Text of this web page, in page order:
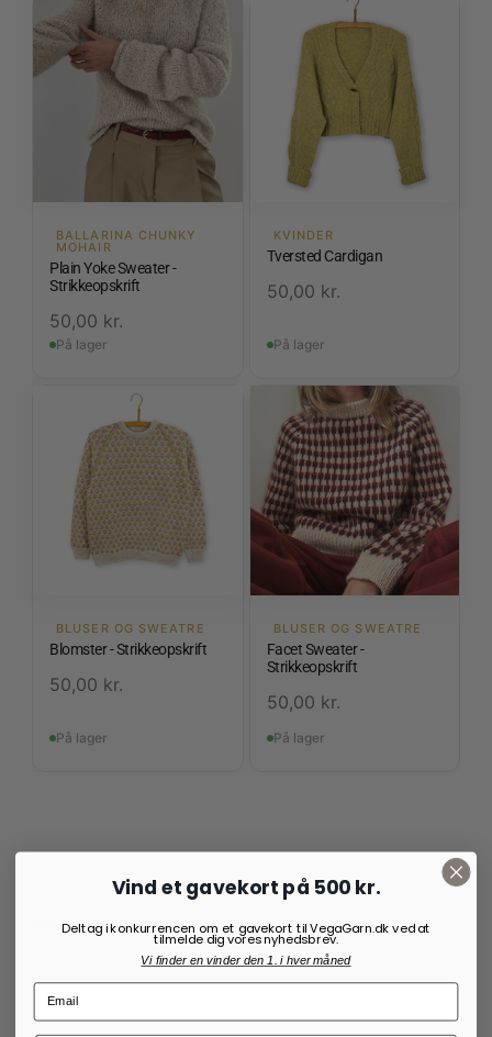
BALLARINA CHUNKY
MOHAIR
Plain Yoke Sweater -
Strikkeopskrift
50,00 kr.
På lager
KVINDER
Tversted Cardigan
50,00 kr.
På lager
BLUSER OG SWEATRE
Blomster - Strikkeopskrift
50,00 kr.
På lager
BLUSER OG SWEATRE
Facet Sweater -
Strikkeopskrift
50,00 kr.
På lager
Her finder du vores modeller i garnet Tvinni fra Isager Garn
Vind et gavekort på 500 kr.
Deltag i konkurrencen om et gavekort til VegaGarn.dk ved at
tilmelde dig vores nyhedsbrev.
Vi finder en vinder den 1. i hver måned